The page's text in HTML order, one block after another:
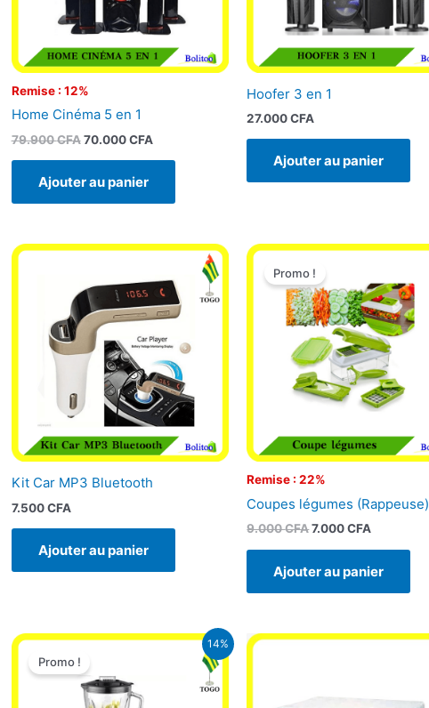
Remise : 12%
Home Cinéma 5 en 1
79.900CFA 70.000CFA
Ajouter au panier
Hoofer 3 en 1
27.000CFA
Ajouter au panier
Kit Car MP3 Bluetooth
7.500CFA
Ajouter au panier
Remise : 22%
Promo !
Coupes légumes (Rappeuse)
9.000CFA
Le
prix
initial
était :
9.000 CFA.
7.000CFA
Le
actuel
est :
7.000 CFA.
Ajouter au panier
14%
Promo !
Le
initial
était :
18.000 CFA.
Le